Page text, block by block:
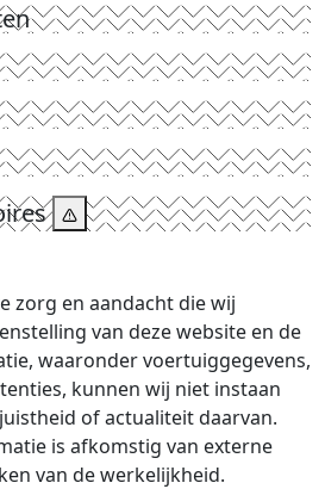
zorg en aandacht die wij
van deze website en de
waaronder voertuiggegevens,
kunnen wij niet instaan
of actualiteit daarvan.
is afkomstig van externe
van de werkelijkheid.